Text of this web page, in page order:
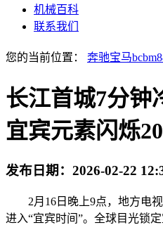
机械百科
联系我们
您的当前位置： 奔驰宝马
长江首城7分钟
宜宾元素闪烁
发布日期： 2026-02-22
2月16日晚上9点，地方电视
进入“宜宾时间”。全球目光锁